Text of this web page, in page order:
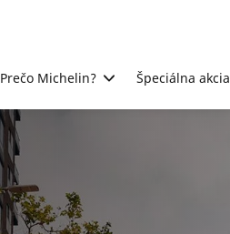
Prečo Michelin? Špeciálna akcia